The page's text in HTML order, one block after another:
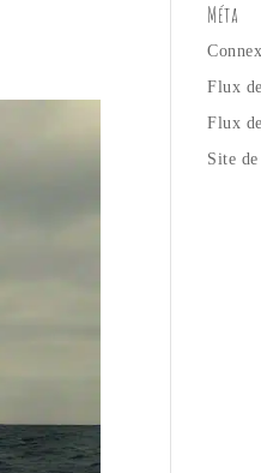
Méta
Flux
Flux
Site